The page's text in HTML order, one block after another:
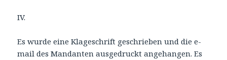
IV.
Es wurde eine Klageschrift geschrieben und die e-
mail des Mandanten ausgedruckt angehangen. Es